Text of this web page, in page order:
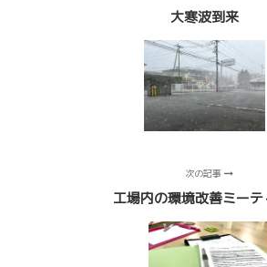
大寒波到来
次の記事
工場内の環境改善ミー